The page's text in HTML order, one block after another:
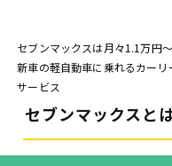
セブンマックスは月々1.1万円〜
新車の軽自動車に乗れるカーリ
サービス
セブンマックスと